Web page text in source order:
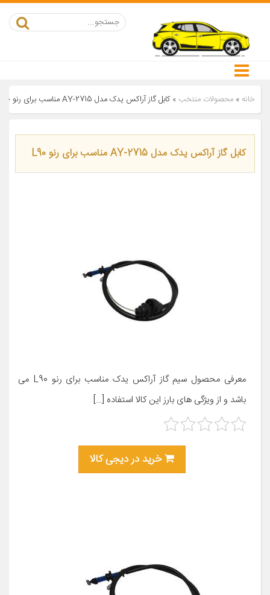
خانه » محصولات منتخب »کابل گاز آراکس یدک مدل AY-2715 مناسب برای رنو L90
کابل گاز آراکس یدک مدل AY-2715 مناسب برای رنو L90
معرفی محصول سیم گاز آراکس یدک مناسب برای رنو L90 می
باشد و از ویژگی های بارز این کالا استفاده […]
خرید در دیجی کالا